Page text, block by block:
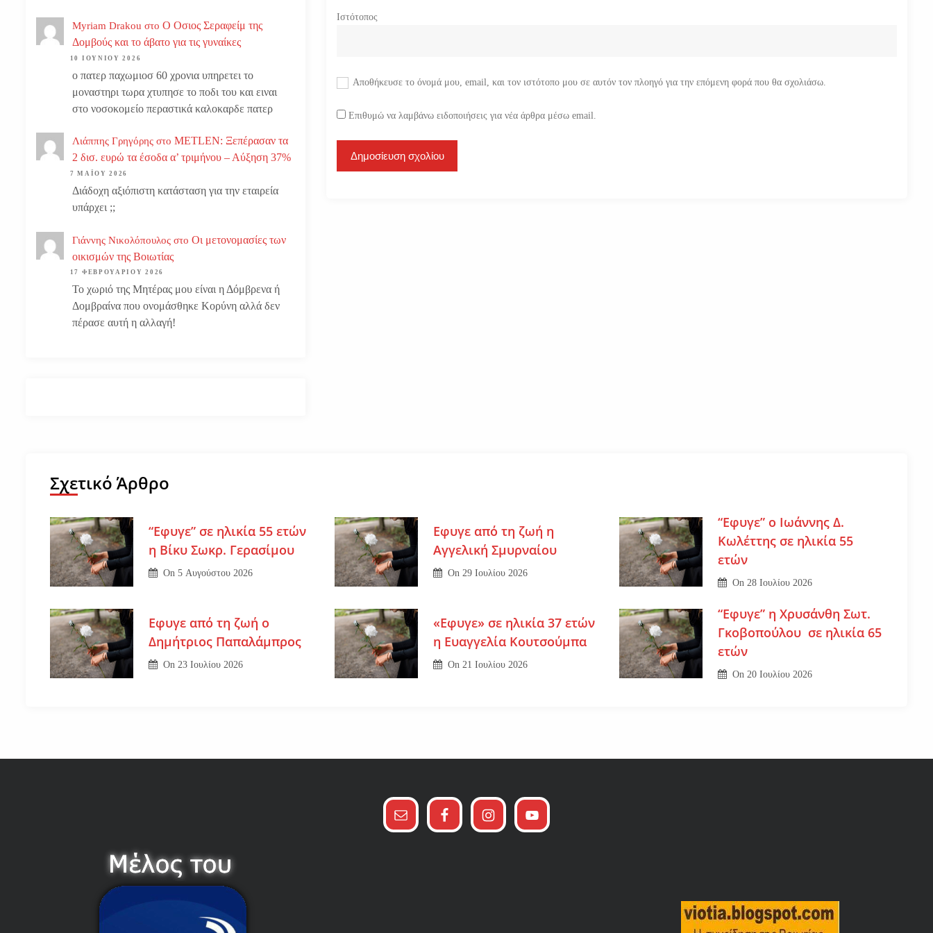
Ιστότοπος
Αποθήκευσε το όνομά μου, email, και τον ιστότοπο μου σε αυτόν τον πλοηγό για την επόμενη φορά που θα σχολιάσω.
Επιθυμώ να λαμβάνω ειδοποιήσεις για νέα άρθρα μέσω email.
Myriam Drakou στο Ο Οσιος Σεραφείμ της
Δομβούς και το άβατο για τις γυναίκες
10 ΙΟΥΝΊΟΥ 2026
ο πατερ παχωμιοσ 60 χρονια υπηρετει το
μοναστηρι τωρα χτυπησε το ποδι του και ειναι
στο νοσοκομείο περαστικά καλοκαρδε πατερ
Λιάππης Γρηγόρης στο METLEN: Ξεπέρασαν τα
2 δισ. ευρώ τα έσοδα α’ τριμήνου – Αύξηση 37%
7 ΜΑΪ́ΟΥ 2026
Διάδοχη αξιόπιστη κατάσταση για την εταιρεία
υπάρχει ;;
Γιάννης Νικολόπουλος στο Οι μετονομασίες των
οικισμών της Βοιωτίας
17 ΦΕΒΡΟΥΑΡΊΟΥ 2026
Το χωριό της Μητέρας μου είναι η Δόμβρενα ή
Δομβραίνα που ονομάσθηκε Κορύνη αλλά δεν
πέρασε αυτή η αλλαγή!
Σχετικό Άρθρο
“Εφυγε” σε ηλικία 55 ετών
η Βίκυ Σωκρ. Γερασίμου
On5 Αυγούστου 2026
Εφυγε από τη ζωή η
Αγγελική Σμυρναίου
On29 Ιουλίου 2026
“Εφυγε” ο Ιωάννης Δ.
Κωλέττης σε ηλικία 55
ετών
On 28 Ιουλίου 2026
Εφυγε από τη ζωή ο
Δημήτριος Παπαλάμπρος
On23 Ιουλίου 2026
«Εφυγε» σε ηλικία 37 ετών
η Ευαγγελία Κουτσούμπα
On21 Ιουλίου 2026
“Εφυγε” η Χρυσάνθη Σωτ.
Γκοβοπούλου σε ηλικία 65
ετών
On 20 Ιουλίου 2026